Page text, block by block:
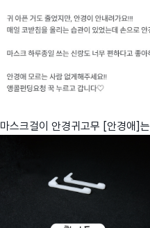
마스크걸이 안경귀고무 [안경애]는